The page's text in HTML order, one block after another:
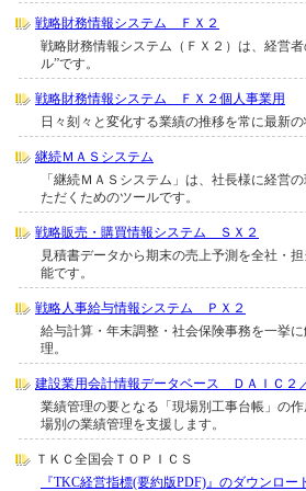
戦略財務情報システム ＦＸ２
戦略財務情報システム（ＦＸ２）は、経営
ル”です。
戦略財務情報システム ＦＸ２個人事業用
日々刻々と変化する業績の推移を常に最新の
継続ＭＡＳシステム
「継続ＭＡＳシステム」は、社長様に経営
ただくためのツールです。
戦略販売・購買情報システム ＳＸ２
見積書データから期末の売上予測を全社・
能です。
戦略人事給与情報システム ＰＸ２
給与計算・年末調整・社会保険事務を一挙
理。
建設業用会計情報データベース ＤＡＩＣ２
業績管理の要となる「現場別工事台帳」の
場別の業績管理を支援します。
ＴＫＣ全国会ＴＯＰＩＣＳ
『TKC経営指標(要約版PDF)』のダウンロー